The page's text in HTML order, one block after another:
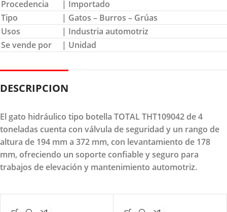
Procedencia
| Importado
Tipo
| Gatos – Burros – Grúas
Usos
| Industria automotriz
Se vende por
| Unidad
DESCRIPCION
El gato hidráulico tipo botella TOTAL THT109042 de 4
toneladas cuenta con válvula de seguridad y un rango de
altura de 194 mm a 372 mm, con levantamiento de 178
mm, ofreciendo un soporte confiable y seguro para
trabajos de elevación y mantenimiento automotriz.